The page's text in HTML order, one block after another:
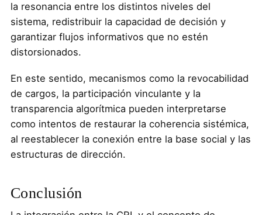
la resonancia entre los distintos niveles del
sistema, redistribuir la capacidad de decisión y
garantizar flujos informativos que no estén
distorsionados.
En este sentido, mecanismos como la revocabilidad
de cargos, la participación vinculante y la
transparencia algorítmica pueden interpretarse
como intentos de restaurar la coherencia sistémica,
al reestablecer la conexión entre la base social y las
estructuras de dirección.
Conclusión